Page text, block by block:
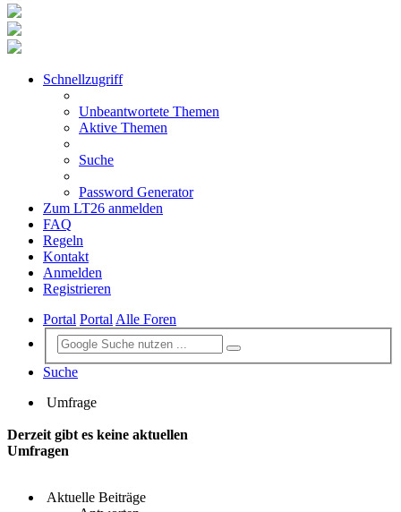
Schnellzugriff
Unbeantwortete Themen
Aktive Themen
Suche
Password Generator
Zum LT26 anmelden
FAQ
Regeln
Kontakt
Anmelden
Registrieren
Portal PortalAlle Foren
Suche
Umfrage
Derzeit gibt es keine aktuellen
Umfragen
Aktuelle Beiträge